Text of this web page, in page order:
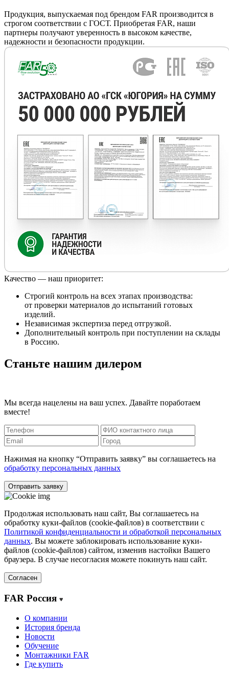
Продукция, выпускаемая под брендом FAR производится в
строгом соответствии с ГОСТ. Приобретая FAR, наши
партнеры получают уверенность в высоком качестве,
надежности и безопасности продукции.
Качество — наш приоритет:
Строгий контроль на всех этапах производства:
от проверки материалов до испытаний готовых
изделий.
Независимая экспертиза перед отгрузкой.
Дополнительный контроль при поступлении на склады
в Россию.
Станьте нашим дилером
Мы всегда нацелены на ваш успех. Давайте поработаем
вместе!
Нажимая на кнопку “Отправить заявку” вы соглашаетесь на
обработку персональных данных
Отправить заявку
Продолжая использовать наш сайт, Вы соглашаетесь на
обработку куки-файлов (cookie-файлов) в соответствии с
Политикой конфиденциальности и обработкой персональных
данных. Вы можете заблокировать использование куки-
файлов (cookie-файлов) сайтом, изменив настойки Вашего
браузера. В случае несогласия можете покинуть наш сайт.
Согласен
FAR Россия
О компании
История бренда
Новости
Обучение
Монтажники FAR
Где купить